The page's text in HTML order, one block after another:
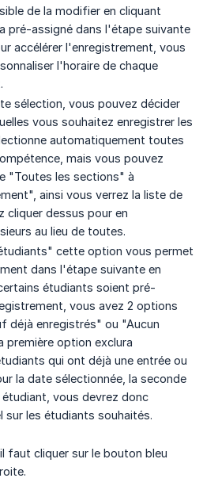
de la modifier en cliquant
pré-assigné dans l'étape suivante
accélérer l'enregistrement, vous
l'horaire de chaque
sélection, vous pouvez décider
vous souhaitez enregistrer les
automatiquement toutes
mais vous pouvez
"Toutes les sections" à
ainsi vous verrez la liste de
cliquer dessus pour en
au lieu de toutes.
cette option vous permet
dans l'étape suivante en
étudiants soient pré-
vous avez 2 options
déjà enregistrés" ou "Aucun
première option exclura
qui ont déjà une entrée ou
la date sélectionnée, la seconde
vous devrez donc
sur les étudiants souhaités.
faut cliquer sur le bouton bleu